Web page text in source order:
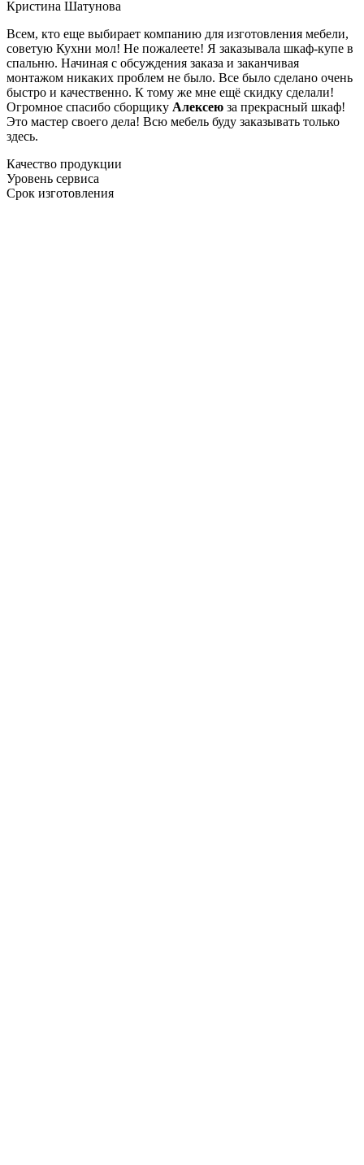
Кристина Шатунова
Всем, кто еще выбирает компанию для изготовления мебели,
советую Кухни мол! Не пожалеете! Я заказывала шкаф-купе в
спальню. Начиная с обсуждения заказа и заканчивая
монтажом никаких проблем не было. Все было сделано очень
быстро и качественно. К тому же мне ещё скидку сделали!
Огромное спасибо сборщику Алексею за прекрасный шкаф!
Это мастер своего дела! Всю мебель буду заказывать только
здесь.
Качество продукции
Уровень сервиса
Срок изготовления